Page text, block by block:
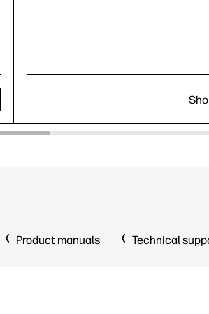
Technical
Product manuals